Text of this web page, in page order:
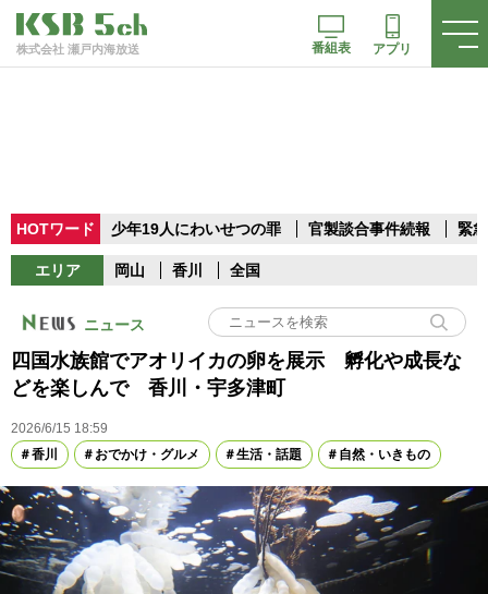
株式会社 瀬戸内海放送 番組表 アプリ
HOTワード 少年19人にわいせつの罪 官製談合事件続報 緊
エリア 岡山 香川 全国
ニュース
四国水族館でアオリイカの卵を展示 孵化や成長な
どを楽しんで 香川・宇多津町
2026/6/15 18:59
香川
おでかけ・グルメ 生活・話題 自然・いきもの